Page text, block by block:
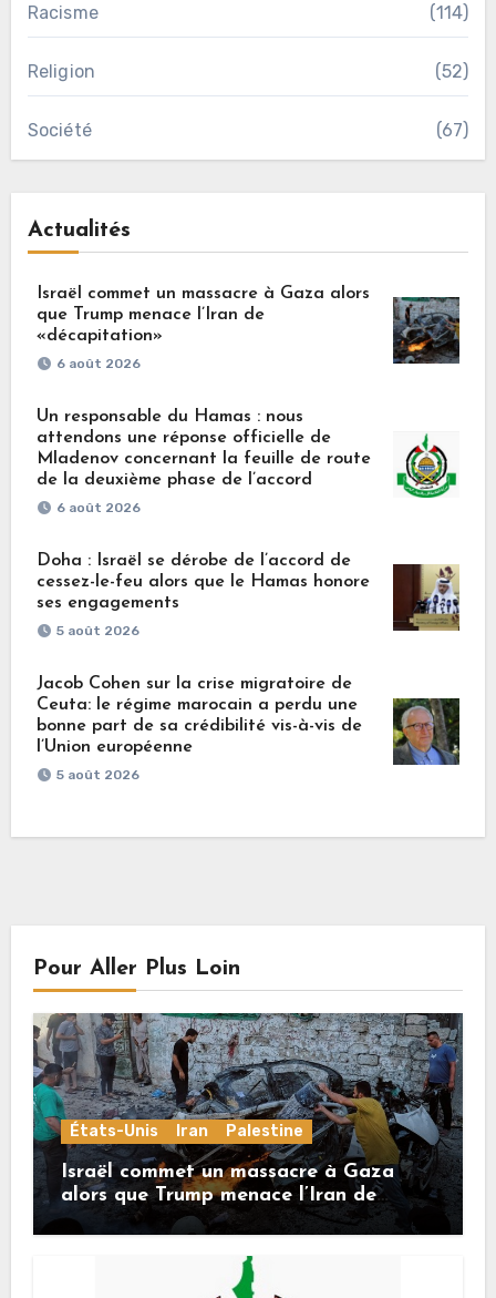
Racisme (114)
Religion (52)
Société (67)
Actualités
Israël commet un massacre à Gaza alors
que Trump menace l’Iran de
«décapitation»
6 août 2026
Un responsable du Hamas : nous
attendons une réponse officielle de
Mladenov concernant la feuille de route
de la deuxième phase de l’accord
6 août 2026
Doha : Israël se dérobe de l’accord de
cessez-le-feu alors que le Hamas honore
ses engagements
5 août 2026
Jacob Cohen sur la crise migratoire de
Ceuta: le régime marocain a perdu une
bonne part de sa crédibilité vis-à-vis de
l’Union européenne
5 août 2026
Pour Aller Plus Loin
États-Unis Iran Palestine
Israël commet un massacre à Gaza
alors que Trump menace l’Iran de
«décapitation»